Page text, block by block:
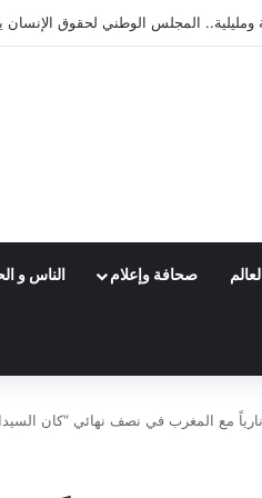
للترشح في دائرة فاس الجنوبي
العالم صحافة وإعلام الناس و
مع المغرب في نصف نهائي “كان